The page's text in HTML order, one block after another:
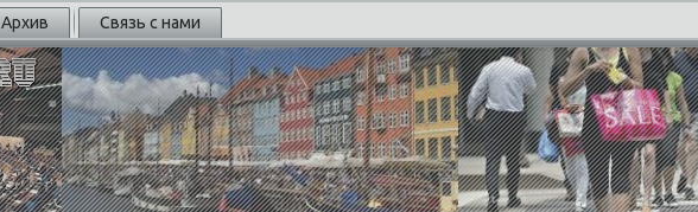
Архив Связь с нами